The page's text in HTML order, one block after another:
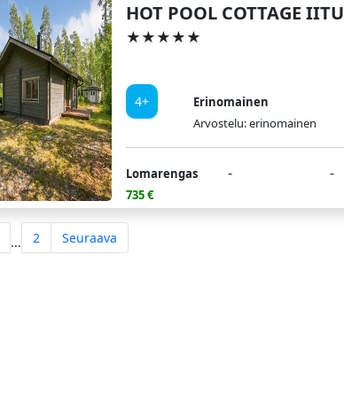
HOT POOL COTTAGE IITU
★★★★★
4+
Erinomainen
Arvostelu: erinomainen
Lomarengas
735 €
- -
... 2 Seuraava